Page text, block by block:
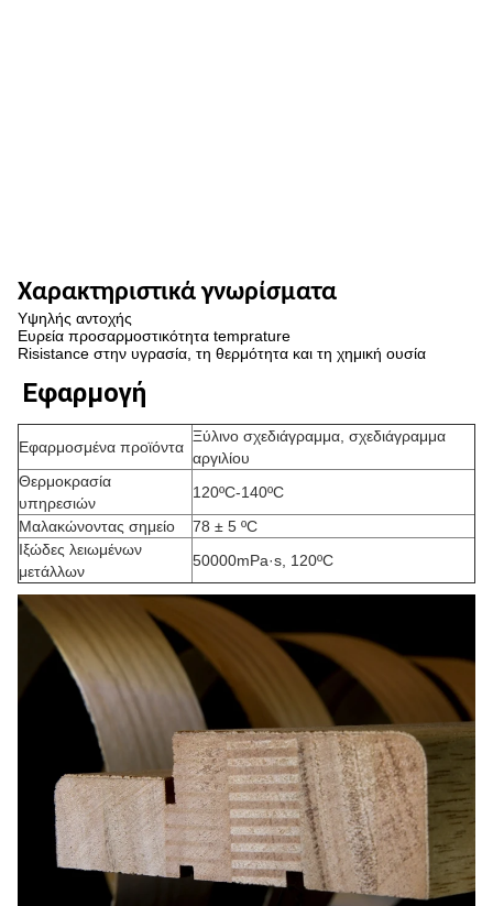
Χαρακτηριστικά γνωρίσματα
Υψηλής αντοχής
Ευρεία προσαρμοστικότητα temprature
Risistance στην υγρασία, τη θερμότητα και τη χημική ουσία
Εφαρμογή
Εφαρμοσμένα προϊόντα
Ξύλινο σχεδιάγραμμα, σχεδιάγραμμα
αργιλίου
Θερμοκρασία
υπηρεσιών
120ºC-140ºC
Μαλακώνοντας σημείο
78 ± 5 ºC
Ιξώδες λειωμένων
μετάλλων
50000mPa·s, 120ºC